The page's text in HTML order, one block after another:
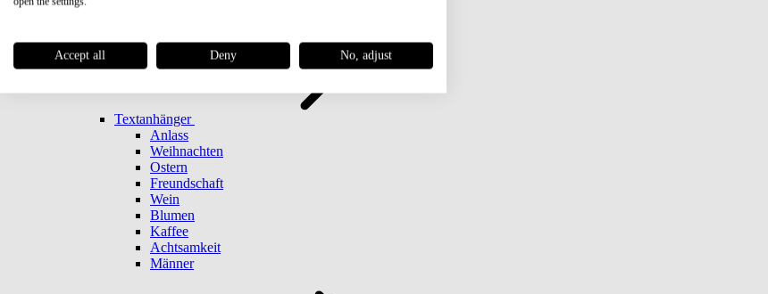
Textanhänger
Anlass
Weihnachten
Ostern
Freundschaft
Wein
Blumen
Kaffee
Achtsamkeit
Männer
Accept all Deny No, adjust